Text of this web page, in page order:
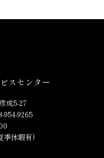
スセンター
成5-27
9265
季休暇有)